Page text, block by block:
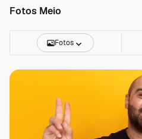
Fotos Meio
Fotos